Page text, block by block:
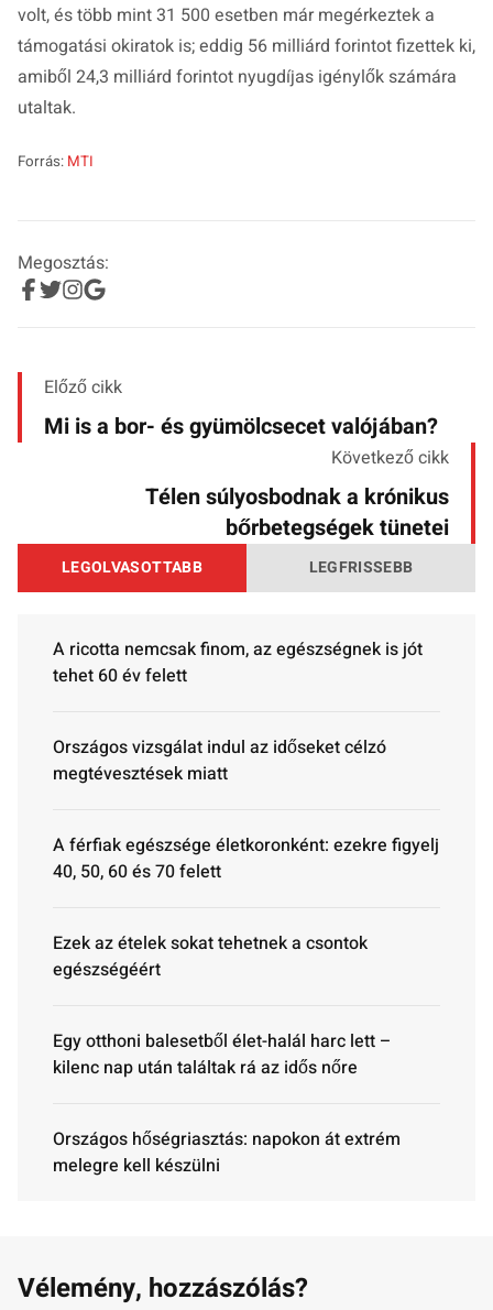
volt, és több mint 31 500 esetben már megérkeztek a
támogatási okiratok is; eddig 56 milliárd forintot fizettek ki,
amiből 24,3 milliárd forintot nyugdíjas igénylők számára
utaltak.
Forrás: MTI
Megosztás:
Előző cikk
Mi is a bor- és gyümölcsecet valójában?
Következő cikk
Télen súlyosbodnak a krónikus
bőrbetegségek tünetei
LEGOLVASOTTABB LEGFRISSEBB
A ricotta nemcsak finom, az egészségnek is jót
tehet 60 év felett
Országos vizsgálat indul az időseket célzó
megtévesztések miatt
A férfiak egészsége életkoronként: ezekre figyelj
40, 50, 60 és 70 felett
Ezek az ételek sokat tehetnek a csontok
egészségéért
Egy otthoni balesetből élet-halál harc lett –
kilenc nap után találtak rá az idős nőre
Országos hőségriasztás: napokon át extrém
melegre kell készülni
Vélemény, hozzászólás?